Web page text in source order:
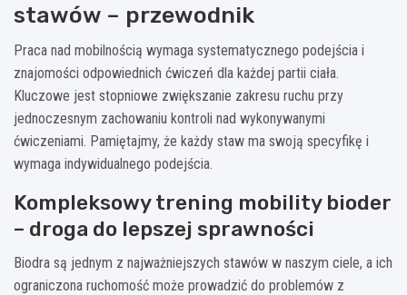
stawów – przewodnik
Praca nad mobilnością wymaga systematycznego podejścia i
znajomości odpowiednich ćwiczeń dla każdej partii ciała.
Kluczowe jest stopniowe zwiększanie zakresu ruchu przy
jednoczesnym zachowaniu kontroli nad wykonywanymi
ćwiczeniami. Pamiętajmy, że każdy staw ma swoją specyfikę i
wymaga indywidualnego podejścia.
Kompleksowy trening mobility bioder
– droga do lepszej sprawności
Biodra są jednym z najważniejszych stawów w naszym ciele, a ich
ograniczona ruchomość może prowadzić do problemów z